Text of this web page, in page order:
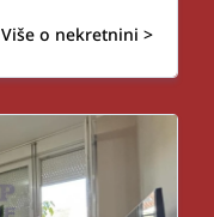
Više o nekretnini >